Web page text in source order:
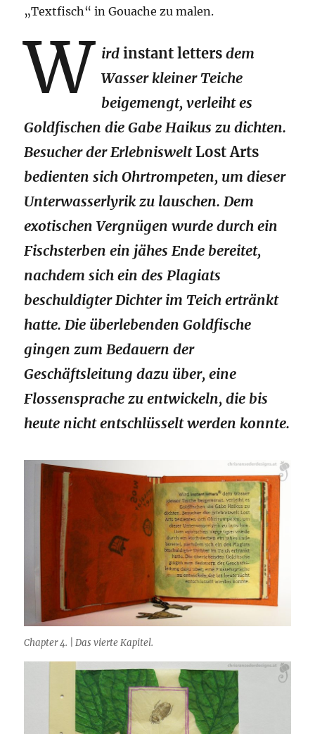
„Textfisch“ in Gouache zu malen.
W irdinstant letters dem
Wasser kleiner Teiche
beigemengt, verleiht es
Goldfischen die Gabe Haikus zu dichten.
Besucher der ErlebnisweltLost Arts
bedienten sich Ohrtrompeten, um dieser
Unterwasserlyrik zu lauschen. Dem
exotischen Vergnügen wurde durch ein
Fischsterben ein jähes Ende bereitet,
nachdem sich ein des Plagiats
beschuldigter Dichter im Teich ertränkt
hatte. Die überlebenden Goldfische
gingen zum Bedauern der
Geschäftsleitung dazu über, eine
Flossensprache zu entwickeln, die bis
heute nicht entschlüsselt werden konnte.
Chapter 4. | Das vierte Kapitel.